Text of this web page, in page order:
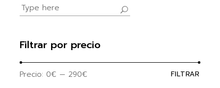
Search
for:
Filtrar por precio
FILTRAR
Precio: 0€ — 290€